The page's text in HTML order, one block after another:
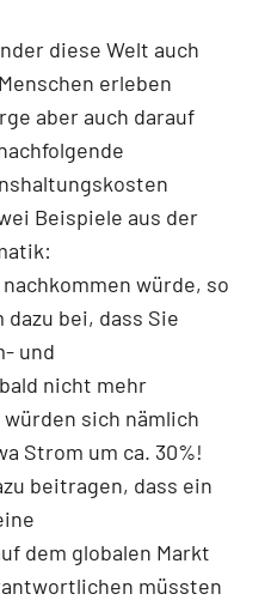
diese Welt auch
erleben
aber auch darauf
Beispiele aus der
würde, so
bei, dass Sie
und
nicht mehr
sich nämlich
Strom um ca. 30%!
beitragen, dass ein
dem globalen Markt
müssten